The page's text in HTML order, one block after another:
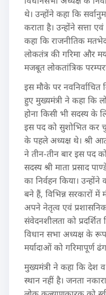
थे। उन्होंने कहा कि
कराता है। उन्होंने सत्ता
कहा कि राजनीतिक
लोकतंत्र की गरिमा और
मजबूत लोकतांत्रिक
इस मौके पर
हुए मुख्यमंत्री ने कहा कि
होना किसी भी सदस्य के
इस पद को सुशोभित कर
के पहले अध्यक्ष थे। श्री
ने तीन-तीन बार इस पद
सदस्य श्री माता प्रसाद
का निर्वहन किया।
बने हैं, विभिन्न सरकारों में
अपने नेतृत्व एवं
संवेदनशीलता को प्रदर्शित
विधान सभा अध्यक्ष के
मर्यादाओं को गरिमापूर्ण
मुख्यमंत्री ने कहा कि देश
स्थान नहीं है। जनता